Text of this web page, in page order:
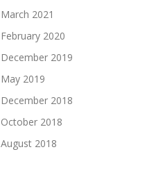
March 2021
February 2020
December 2019
May 2019
December 2018
October 2018
August 2018